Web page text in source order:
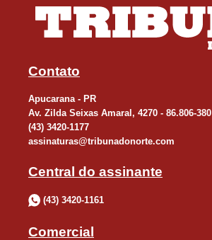
Contato
Apucarana - PR
Av. Zilda Seixas Amaral, 4270 - 86.806-380
(43) 3420-1177
assinaturas@tribunadonorte.com
Central do assinante
(43) 3420-1161
Comercial